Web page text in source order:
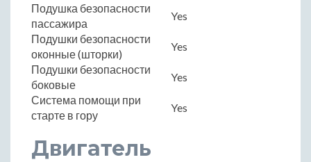
Подушка безопасности
пассажира
Yes
Подушки безопасности
оконные (шторки)
Yes
Подушки безопасности
боковые
Yes
Система помощи при
старте в гору
Yes
Двигатель